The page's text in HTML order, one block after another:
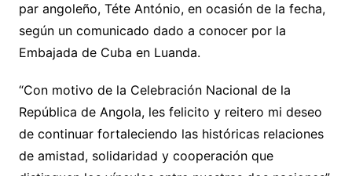
par angoleño, Téte António, en ocasión de la fecha,
según un comunicado dado a conocer por la
Embajada de Cuba en Luanda.
“Con motivo de la Celebración Nacional de la
República de Angola, les felicito y reitero mi deseo
de continuar fortaleciendo las históricas relaciones
de amistad, solidaridad y cooperación que